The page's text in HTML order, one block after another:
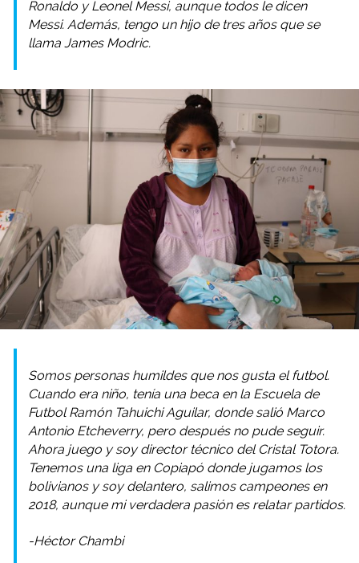
Ronaldo y Leonel Messi, aunque todos le dicen
Messi. Además, tengo un hijo de tres años que se
llama James Modric.
Somos personas humildes que nos gusta el futbol.
Cuando era niño, tenía una beca en la Escuela de
Futbol Ramón Tahuichi Aguilar, donde salió Marco
Antonio Etcheverry, pero después no pude seguir.
Ahora juego y soy director técnico del Cristal Totora.
Tenemos una liga en Copiapó donde jugamos los
bolivianos y soy delantero, salimos campeones en
2018, aunque mi verdadera pasión es relatar partidos.
-Héctor Chambi